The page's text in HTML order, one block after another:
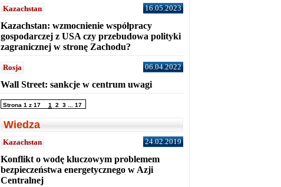
Kazachstan 16.05.2023
Kazachstan: wzmocnienie współpracy
gospodarczej z USA czy przebudowa polityki
zagranicznej w stronę Zachodu?
Rosja 06.04.2022
Wall Street: sankcje w centrum uwagi
Strona 1 z 17 1 2 3 17
Wiedza
Kazachstan 24.02.2019
Konflikt o wodę kluczowym problemem
bezpieczeństwa energetycznego w Azji
Centralnej